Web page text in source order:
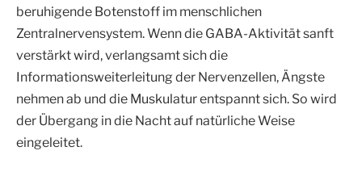
beruhigende Botenstoff im menschlichen
Zentralnervensystem. Wenn die GABA-Aktivität sanft
verstärkt wird, verlangsamt sich die
Informationsweiterleitung der Nervenzellen, Ängste
nehmen ab und die Muskulatur entspannt sich. So wird
der Übergang in die Nacht auf natürliche Weise
eingeleitet.